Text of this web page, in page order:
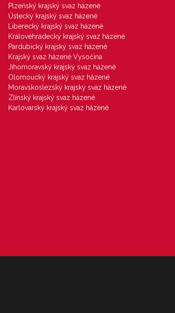
Plzeňský krajský svaz házené
Ústecký krajský svaz házené
Liberecký krajský svaz házené
Královéhradecký krajský svaz házené
Pardubický krajský svaz házené
Krajský svaz házené Vysočina
Jihomoravský krajský svaz házené
Olomoucký krajský svaz házené
Moravskoslezský krajský svaz házené
Zlínský krajský svaz házené
Karlovarský krajský svaz házené